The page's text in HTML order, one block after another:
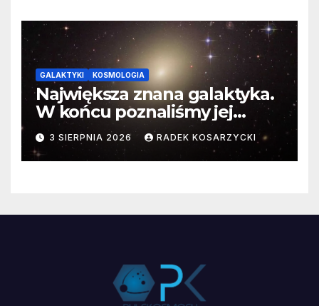
GALAKTYKI KOSMOLOGIA
Największa znana galaktyka.
W końcu poznaliśmy jej
faktyczne wymiary
3 SIERPNIA 2026 RADEK KOSARZYCKI